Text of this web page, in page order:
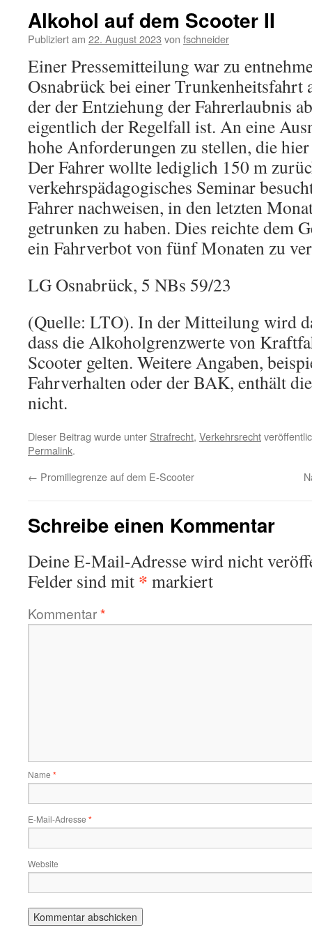
Alkohol auf dem Scooter II
Publiziert am 22. August 2023 von fschneider
Einer Pressemitteilung war zu
Osnabrück bei einer Trunkenheitsfahrt
der der Entziehung der Fahrerlaubnis
eigentlich der Regelfall ist. An eine
hohe Anforderungen zu stellen, die
Der Fahrer wollte lediglich 150 m
verkehrspädagogisches Seminar
Fahrer nachweisen, in den letzten
getrunken zu haben. Dies reichte dem
ein Fahrverbot von fünf Monaten zu
LG Osnabrück, 5 NBs 59/23
(Quelle: LTO). In der Mitteilung wird
dass die Alkoholgrenzwerte von
Scooter gelten. Weitere Angaben,
Fahrverhalten oder der BAK, enthält
nicht.
Dieser Beitrag wurde unter Strafrecht, Verkehrsrecht
Permalink.
← Promillegrenze auf dem E-Scooter
Schreibe einen Kommentar
Deine E-Mail-Adresse wird nicht
Felder sind mit * markiert
Kommentar*
Name *
E-Mail-Adresse *
Website